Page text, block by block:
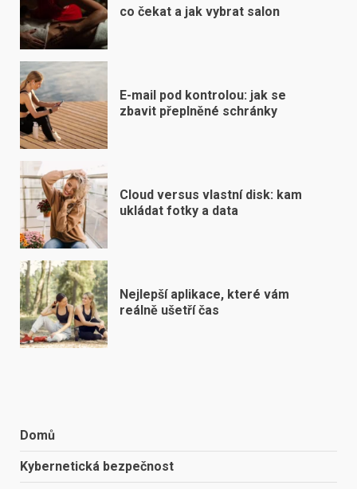
co čekat a jak vybrat salon
E-mail pod kontrolou: jak se
zbavit přeplněné schránky
Cloud versus vlastní disk: kam
ukládat fotky a data
Nejlepší aplikace, které vám
reálně ušetří čas
Domů
Kybernetická bezpečnost